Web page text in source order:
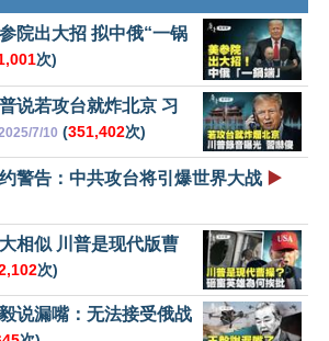
院出大招 拟中俄“一锅
次)
说若攻台就炸北京 习
7/10 (351,402次)
警告：中共攻台将引爆世界大战 ▶️
相似 川普是现代版曹
次)
说漏嘴：无法接受俄战